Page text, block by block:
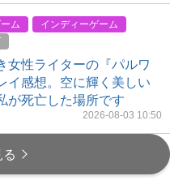
ム
インディーゲーム
女性ライターの『パルワ
イ感想。空に輝く美しい
が死亡した場所です
2026-08-03 10:50
る